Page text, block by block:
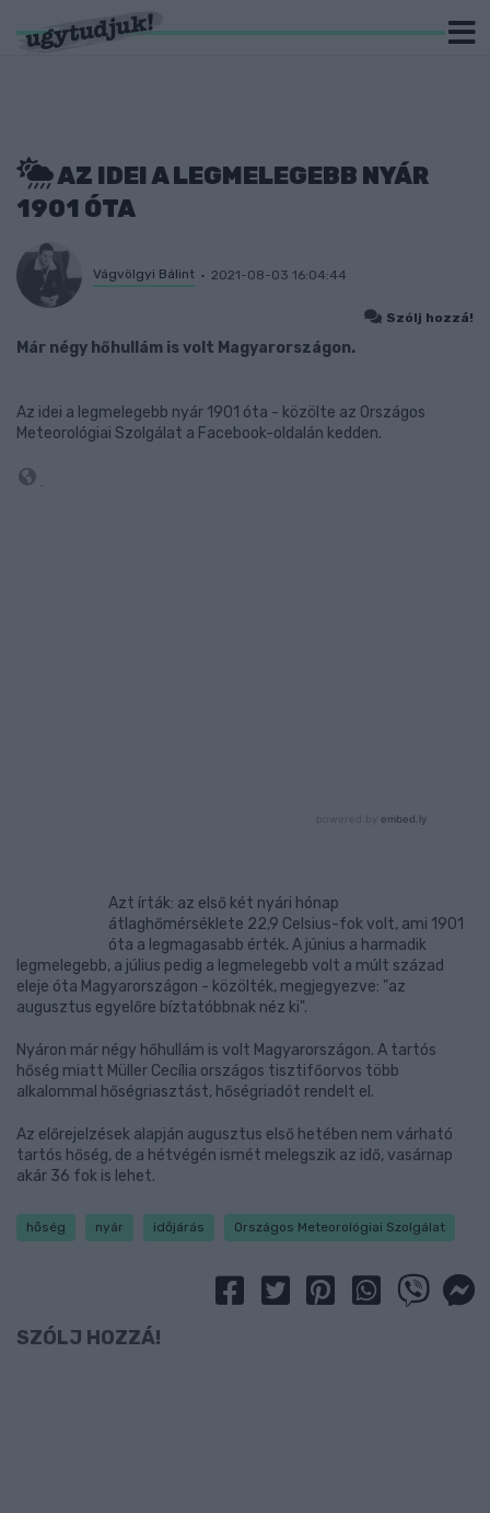
AZ IDEI A LEGMELEGEBB NYÁR
1901 ÓTA
Vágvölgyi Bálint 2021-08-03 16:04:44
Szólj hozzá!
Már négy hőhullám is volt Magyarországon.
Az idei a legmelegebb nyár 1901 óta - közölte az Országos
Meteorológiai Szolgálat a Facebook-oldalán kedden.
Azt írták: az első két nyári hónap
átlaghőmérséklete 22,9 Celsius-fok volt, ami 1901
óta a legmagasabb érték. A június a harmadik
legmelegebb, a július pedig a legmelegebb volt a múlt század
eleje óta Magyarországon - közölték, megjegyezve: "az
augusztus egyelőre bíztatóbbnak néz ki".
Nyáron már négy hőhullám is volt Magyarországon. A tartós
hőség miatt Müller Cecília országos tisztifőorvos több
alkalommal hőségriasztást, hőségriadót rendelt el.
Az előrejelzések alapján augusztus első hetében nem várható
tartós hőség, de a hétvégén ismét melegszik az idő, vasárnap
akár 36 fok is lehet.
hőség nyár időjárás Országos Meteorológiai Szolgálat
SZÓLJ HOZZÁ!